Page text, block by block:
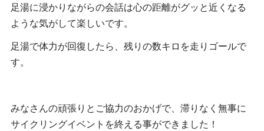
足湯に浸かりながらの会話は心の距離がグッと近くなる
ような気がして楽しいです。
足湯で体力が回復したら、残りの数キロを走りゴールで
す。
みなさんの頑張りとご協力のおかげで、滞りなく無事に
サイクリングイベントを終える事ができました！